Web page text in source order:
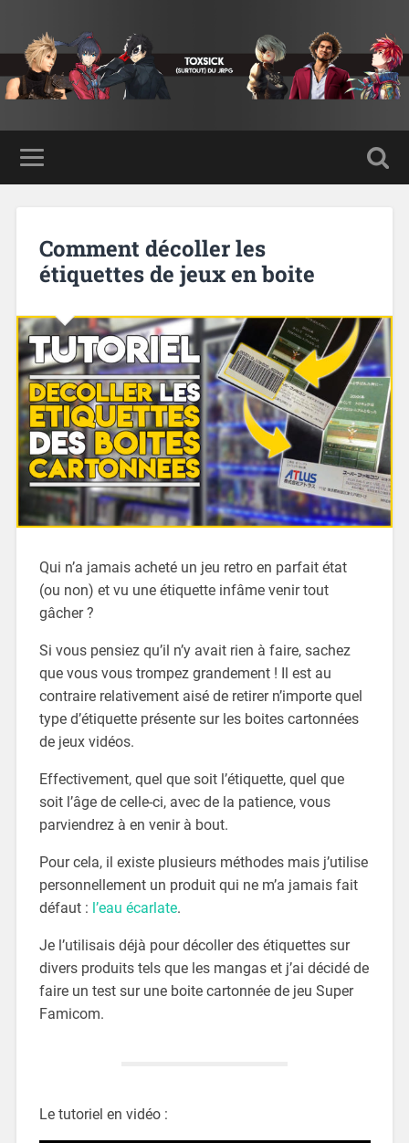
Comment décoller les
étiquettes de jeux en boite
Qui n’a jamais acheté un jeu retro en parfait état
(ou non) et vu une étiquette infâme venir tout
gâcher ?
Si vous pensiez qu’il n’y avait rien à faire, sachez
que vous vous trompez grandement ! Il est au
contraire relativement aisé de retirer n’importe quel
type d’étiquette présente sur les boites cartonnées
de jeux vidéos.
Effectivement, quel que soit l’étiquette, quel que
soit l’âge de celle-ci, avec de la patience, vous
parviendrez à en venir à bout.
Pour cela, il existe plusieurs méthodes mais j’utilise
personnellement un produit qui ne m’a jamais fait
défaut : l’eau écarlate.
Je l’utilisais déjà pour décoller des étiquettes sur
divers produits tels que les mangas et j’ai décidé de
faire un test sur une boite cartonnée de jeu Super
Famicom.
Le tutoriel en vidéo :